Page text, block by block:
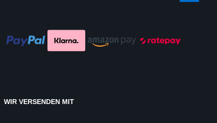
WIR VERSENDEN MIT